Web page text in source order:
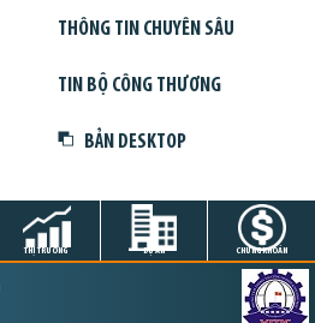
THÔNG TIN CHUYÊN SÂU
TIN BỘ CÔNG THƯƠNG
BẢN DESKTOP
THỊ TRƯỜNG DỰ ÁN CHỨNG KHOÁN